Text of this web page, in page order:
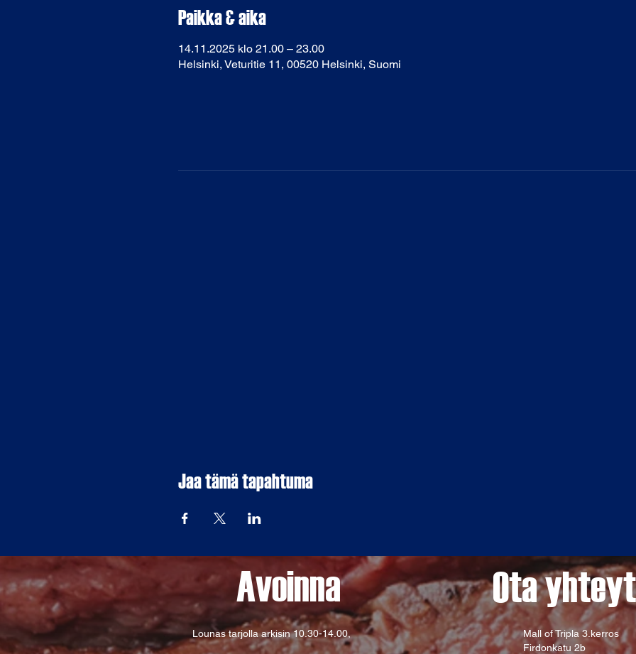
Paikka & aika
14.11.2025 klo 21.00 – 23.00
Helsinki, Veturitie 11, 00520 Helsinki, Suomi
Jaa tämä tapahtuma
Avoinna Ota
Lounas tarjolla arkisin10.30-14.00,
Mall of Tripla 3.kerros
Firdonkatu 2b